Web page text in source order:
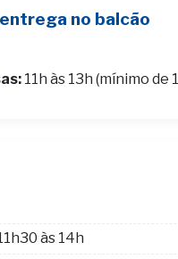
no balcão
11h às 13h (mínimo de
às 14h